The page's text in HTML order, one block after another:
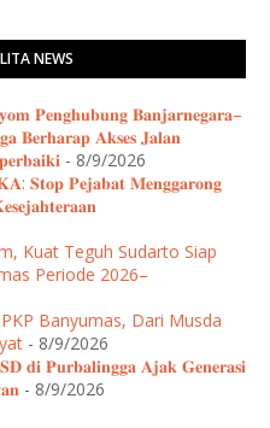
NEWS
𝐏𝐞𝐧𝐠𝐡𝐮𝐛𝐮𝐧𝐠 𝐁𝐚𝐧𝐣𝐚𝐫𝐧𝐞𝐠𝐚𝐫𝐚–
𝐁𝐞𝐫𝐡𝐚𝐫𝐚𝐩 𝐀𝐤𝐬𝐞𝐬 𝐉𝐚𝐥𝐚𝐧
- 8/9/2026
𝐏𝐞𝐣𝐚𝐛𝐚𝐭 𝐌𝐞𝐧𝐠𝐠𝐚𝐫𝐨𝐧𝐠
Kuat Teguh Sudarto Siap
Periode 2026–
Banyumas, Dari Musda
- 8/9/2026
𝐝𝐢 𝐏𝐮𝐫𝐛𝐚𝐥𝐢𝐧𝐠𝐠𝐚 𝐀𝐣𝐚𝐤 𝐆𝐞𝐧𝐞𝐫𝐚𝐬𝐢
- 8/9/2026